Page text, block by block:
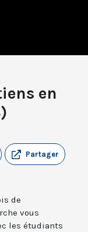
en
Partager
de
vous
les étudiants